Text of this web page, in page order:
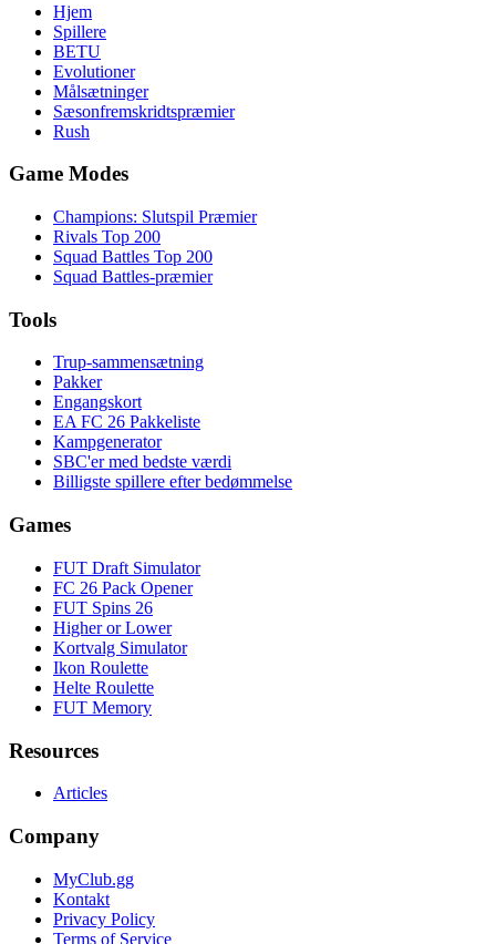
Hjem
Spillere
BETU
Evolutioner
Målsætninger
Sæsonfremskridtspræmier
Rush
Game Modes
Champions: Slutspil Præmier
Rivals Top 200
Squad Battles Top 200
Squad Battles-præmier
Tools
Trup-sammensætning
Pakker
Engangskort
EA FC 26 Pakkeliste
Kampgenerator
SBC'er med bedste værdi
Billigste spillere efter bedømmelse
Games
FUT Draft Simulator
FC 26 Pack Opener
FUT Spins 26
Higher or Lower
Kortvalg Simulator
Ikon Roulette
Helte Roulette
FUT Memory
Resources
Articles
Company
MyClub.gg
Kontakt
Privacy Policy
Terms of Service